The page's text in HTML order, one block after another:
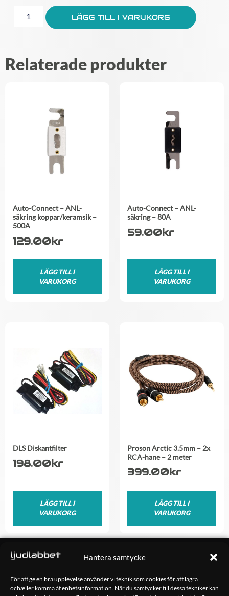
Hantera samtycke
För att ge en bra upplevelse använder vi teknik som cookies för att lagra
och/eller komma åt enhetsinformation. När du samtycker till dessa tekniker kan
LÄGG TILL I VARUKORG
Relaterade produkter
Auto-Connect – ANL-
säkring koppar/keramsik –
500A
129.00kr
LÄGG TILL I
VARUKORG
Auto-Connect – ANL-
säkring – 80A
59.00kr
LÄGG TILL I
VARUKORG
DLS Diskantfilter
198.00kr
LÄGG TILL I
VARUKORG
Proson Arctic 3.5mm – 2x
RCA-hane – 2 meter
399.00kr
LÄGG TILL I
VARUKORG
OM OSS
Ljudlabbet är en del av Kungshamns Bildepå – Ljudlabbet i
Sotenäs AB.